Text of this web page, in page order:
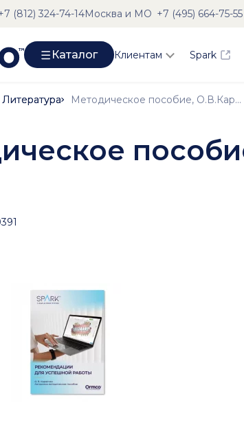
(812) 324-74-14Москва и МО +7 (495) 664-75-55
Каталог Клиентам Spark
Литература
Литература Методическое пособие, О.В.Караичев